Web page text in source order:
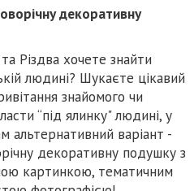
декоративну
Різдва хочете знайти
людині? Шукаєте цікавий
знайомого чи
“під ялинку" людині, у
альтернативний варіант -
декоративну подушку з
картинкою, тематичним